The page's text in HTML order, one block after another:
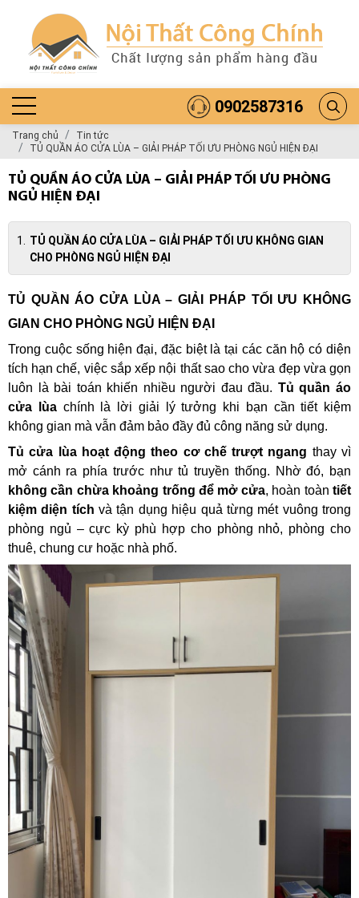
0902587316
Trang chủ
Tin tức
TỦ QUẦN ÁO CỬA LÙA – GIẢI PHÁP TỐI ƯU PHÒNG NGỦ HIỆN ĐẠI
TỦ QUẦN ÁO CỬA LÙA – GIẢI PHÁP TỐI ƯU PHÒNG
NGỦ HIỆN ĐẠI
TỦ QUẦN ÁO CỬA LÙA – GIẢI PHÁP TỐI ƯU KHÔNG GIAN
CHO PHÒNG NGỦ HIỆN ĐẠI
TỦ QUẦN ÁO CỬA LÙA – GIẢI PHÁP TỐI ƯU KHÔNG
GIAN CHO PHÒNG NGỦ HIỆN ĐẠI
Trong cuộc sống hiện đại, đặc biệt là tại các căn hộ có diện
tích hạn chế, việc sắp xếp nội thất sao cho vừa đẹp vừa gọn
luôn là bài toán khiến nhiều người đau đầu. Tủ quần áo
cửa lùachính là lời giải lý tưởng khi bạn cần tiết kiệm
không gian mà vẫn đảm bảo đầy đủ công năng sử dụng.
Tủ cửa lùa hoạt động theo cơ chế trượt ngang thay vì
mở cánh ra phía trước như tủ truyền thống. Nhờ đó, bạn
không cần chừa khoảng trống để mở cửa, hoàn toàntiết
kiệm diện tích và tận dụng hiệu quả từng mét vuông trong
phòng ngủ – cực kỳ phù hợp cho phòng nhỏ, phòng cho
thuê, chung cư hoặc nhà phố.